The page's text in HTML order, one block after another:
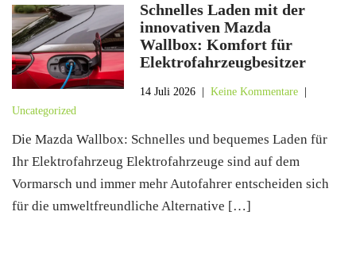
Schnelles Laden mit der
innovativen Mazda
Wallbox: Komfort für
Elektrofahrzeugbesitzer
14 Juli 2026 |Keine Kommentare
Uncategorized
Die Mazda Wallbox: Schnelles und bequemes Laden für
Ihr Elektrofahrzeug Elektrofahrzeuge sind auf dem
Vormarsch und immer mehr Autofahrer entscheiden sich
für die umweltfreundliche Alternative […]